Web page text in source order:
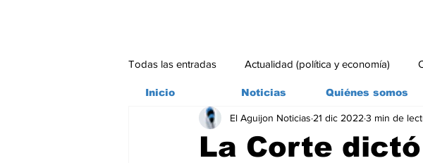
Todas las entradas Actualidad (política y economía)
Ambiente Editorial Economía y
La Corte
El Aguijon Noticias 21 dic 2022 3 min de
Inicio Noticias Quiénes somos